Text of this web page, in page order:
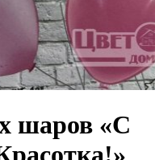
шаров «С